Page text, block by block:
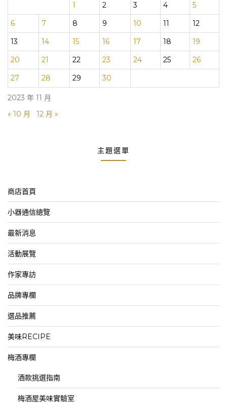
2023 年 11 月
1
2 3 4
5
6
7 8 9 10 11
12
13
14 15 16 17 18
19
20
21 22 23 24 25
26
27
28 29 30
« 10 月 12 月 »
主題選單
商店首頁
小器通信總覽
最新消息
活動展覽
作家專訪
品牌專欄
選品推薦
美味RECIPE
梅酒專欄
酒款挑選指南
梅酒屋美味實驗室